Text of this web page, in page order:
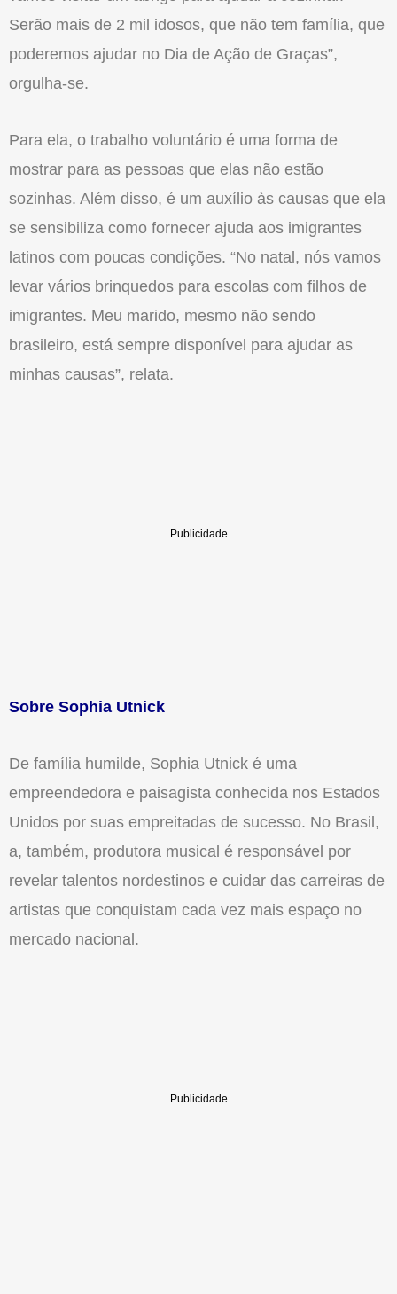
Serão mais de 2 mil idosos, que não tem família, que
poderemos ajudar no Dia de Ação de Graças”,
orgulha-se.
Para ela, o trabalho voluntário é uma forma de
mostrar para as pessoas que elas não estão
sozinhas. Além disso, é um auxílio às causas que ela
se sensibiliza como fornecer ajuda aos imigrantes
latinos com poucas condições. “No natal, nós vamos
levar vários brinquedos para escolas com filhos de
imigrantes. Meu marido, mesmo não sendo
brasileiro, está sempre disponível para ajudar as
minhas causas”, relata.
Sobre Sophia Utnick
De família humilde, Sophia Utnick é uma
empreendedora e paisagista conhecida nos Estados
Unidos por suas empreitadas de sucesso. No Brasil,
a, também, produtora musical é responsável por
revelar talentos nordestinos e cuidar das carreiras de
artistas que conquistam cada vez mais espaço no
mercado nacional.